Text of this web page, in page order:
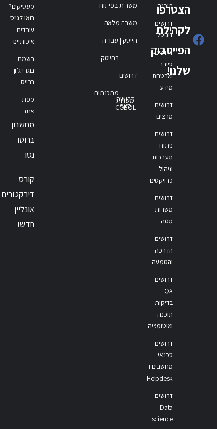
הצטרפו
לקהילת
הפייסבוק
שלנו!
תוכנה
דרושים
דיגיטל
דרושים
סייבר
ואבטחת
מידע
דרושים
מרצים
דרושים
ניתוח
מערכות
וניהול
פרויקטים
דרושים
משרות
מטה
דרושים
הדרכה
והטמעה
דרושים
QA
בדיקות
תוכנה
ואוטומציה
דרושים
טכנאי
מחשבים ו-
Helpdesk
דרושים
Data
science
משרות בפיתוח
משרה מלאה
הייטק | עבודה
בהייטק
דרושים
מתכנתים
דרושים
סאפ
משרות
COBOL
מעסיקים?
בואו לגייס
עובדים
איכותיים
השמת
בוגרי ג’ון
ברייס
מפת
אתר
מחשבון
ברוטו
נטו
קורס
דירקטורים
אונליין
חדש!